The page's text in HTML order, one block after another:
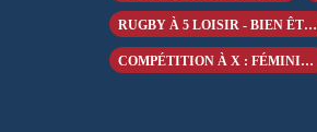
RUGBY À 5 LOISIR - BIEN ÊTRE
COMPÉTITION À X : FÉMININ -18 ANS